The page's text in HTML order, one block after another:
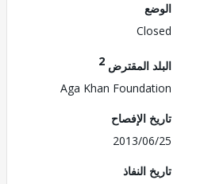
البلد المقترض
Aga Khan Foundation
تاريخ الإفصاح
2013/06/25
تاريخ النفاذ